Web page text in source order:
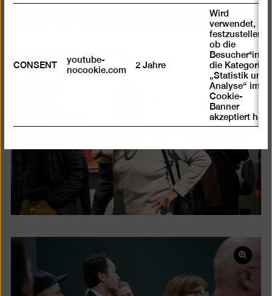
Bild
in
einer
öffnen
Bild
in
einer
CONSENT
youtube-
nocookie.com
2 Jahre
Wird
verwendet, um
festzustellen ,
ob die
Besucher*in
die Kategorie
„Statistik und
Analyse“ im
Cookie-
Banner
akzeptiert hat